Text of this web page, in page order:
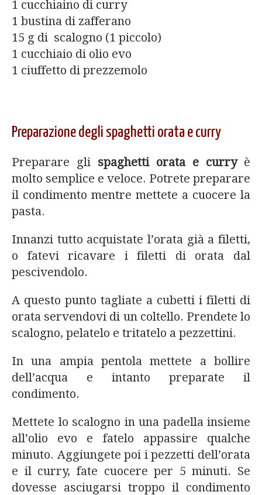
1 cucchiaino di curry
1 bustina di zafferano
15 g di scalogno (1 piccolo)
1 cucchiaio di olio evo
1 ciuffetto di prezzemolo
Preparazione degli spaghetti orata e curry
Preparare gli spaghetti orata e curryè
molto semplice e veloce. Potrete preparare
il condimento mentre mettete a cuocere la
pasta.
Innanzi tutto acquistate l’orata già a filetti,
o fatevi ricavare i filetti di orata dal
pescivendolo.
A questo punto tagliate a cubetti i filetti di
orata servendovi di un coltello. Prendete lo
scalogno, pelatelo e tritatelo a pezzettini.
In una ampia pentola mettete a bollire
dell’acqua e intanto preparate il
condimento.
Mettete lo scalogno in una padella insieme
all’olio evo e fatelo appassire qualche
minuto. Aggiungete poi i pezzetti dell’orata
e il curry, fate cuocere per 5 minuti. Se
dovesse asciugarsi troppo il condimento